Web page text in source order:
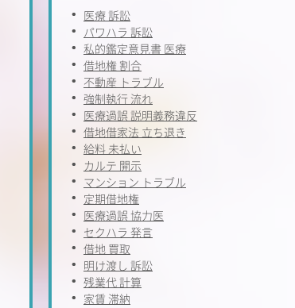
医療 訴訟
パワハラ 訴訟
私的鑑定意見書 医療
借地権 割合
不動産 トラブル
強制執行 流れ
医療過誤 説明義務違反
借地借家法 立ち退き
給料 未払い
カルテ 開示
マンション トラブル
定期借地権
医療過誤 協力医
セクハラ 発言
借地 買取
明け渡し 訴訟
残業代 計算
家賃 滞納